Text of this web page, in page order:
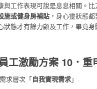
與工作表現可說是息息相關。比
施或健身房補貼，身心靈狀態
狀態才有餘力顧及工作，畢竟
工激勵方案 10．重
求層次「自我實現需求」